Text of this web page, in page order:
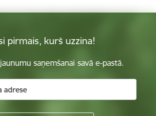
pirmais, kurš uzzina!
saņemšanai savā e-pastā.